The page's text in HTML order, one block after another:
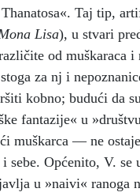
Taj tip,
Lisa), u stvari
od muškaraca i
za nj i
kobno; budući da
fantazije« u
muškarca — ne
sebe. Općenito, V. se
u »naivi« ranoga